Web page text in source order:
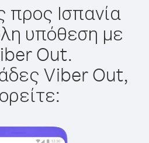
προς Ισπανία
υπόθεση με
Out.
Viber Out,